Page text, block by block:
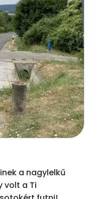
a nagylelkű
volt a Ti